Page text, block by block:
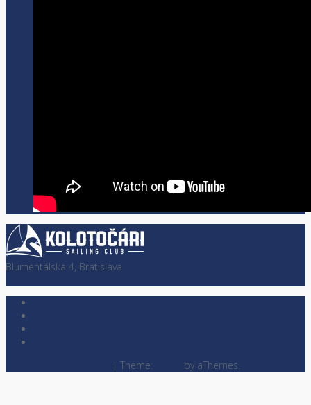
Blumentálska 4, Bratislava
| Theme: by aThemes.